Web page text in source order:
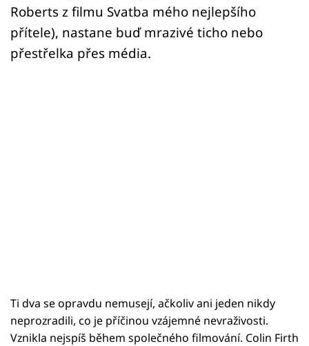
Roberts z filmu Svatba mého nejlepšího
přítele), nastane buď mrazivé ticho nebo
přestřelka přes média.
Ti dva se opravdu nemusejí, ačkoliv ani jeden nikdy
neprozradili, co je příčinou vzájemné nevraživosti.
Vznikla nejspíš během společného filmování. Colin Firth